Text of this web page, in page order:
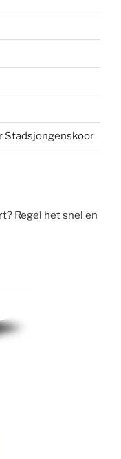
Stadsjongenskoor
Regel het snel en